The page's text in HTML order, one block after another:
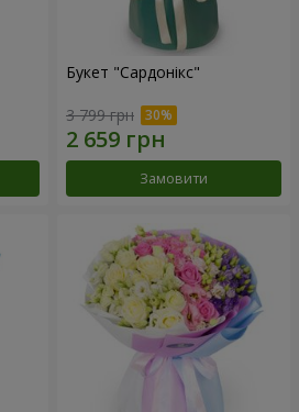
Букет "Сардонікс"
3 799 грн
Замовити